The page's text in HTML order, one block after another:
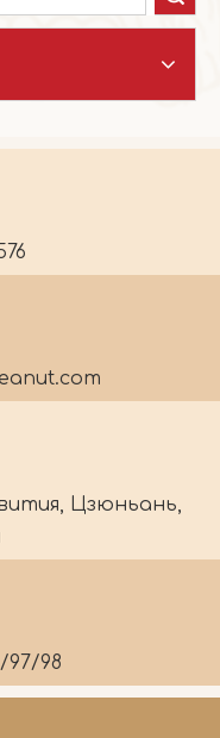
Цзюньань,
97/98